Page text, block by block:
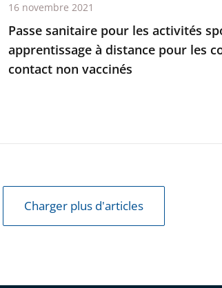
Passe sanitaire pour les activités
apprentissage à distance pour les
contact non vaccinés
16 novembre 2021
Charger plus d'articles